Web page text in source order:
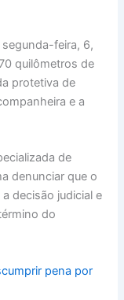
feira, 6,
quilômetros de
protetiva de
e a
de
denunciar que o
decisão judicial e
do
pena por